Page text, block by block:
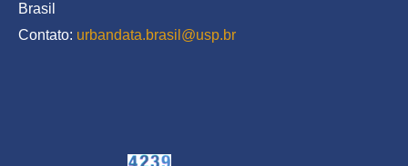
Brasil
Contato: urbandata.brasil@usp.br